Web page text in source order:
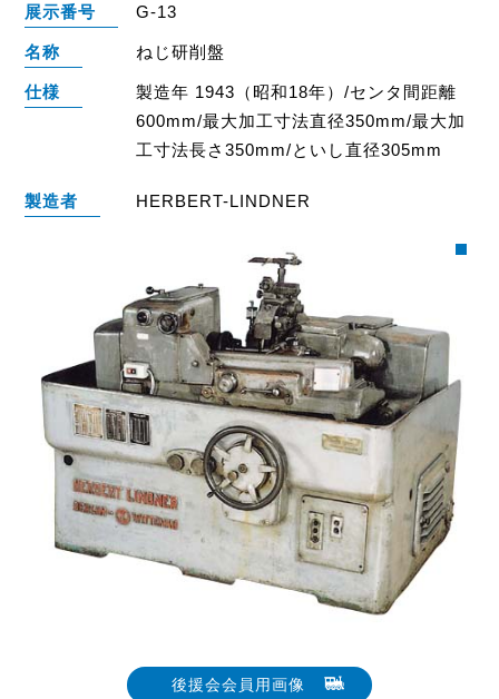
展示番号 G-13
名称 ねじ研削盤
仕様
製造年 1943（昭和18年）/センタ間距離
600mm/最大加工寸法直径350mm/最大加
工寸法長さ350mm/といし直径305mm
製造者 HERBERT-LINDNER
後援会会員用画像